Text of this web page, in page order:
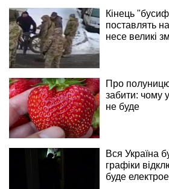
Кінець
поставлять
несе великі
Про
забити: чому
не буде
Вся Україна
графіки
буде